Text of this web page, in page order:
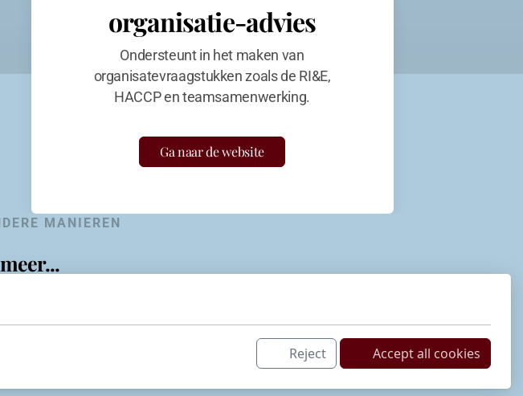
organisatie-advies
Ondersteunt in het maken van
organisatevraagstukken zoals de RI&E,
HACCP en teamsamenwerking.
Ga naar de website
MANIEREN
Reject Accept all cookies